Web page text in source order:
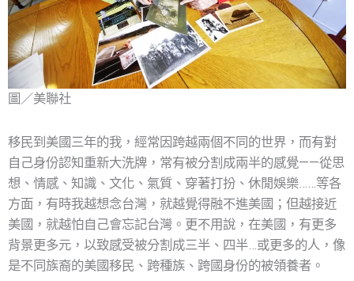
圖／美聯社
移民到美國三年的我，經常因跨越兩個不同的世界，而有對
自己身份認知重新大洗牌，常有被分割成兩半的感覺——從思
想、情感、知識、文化、氣質、穿著打扮、休閒娛樂……等各
方面，有時我越想念台灣，就越覺得融不進美國；但越接近
美國，就越怕自己會忘記台灣。更不用說，在美國，有更多
背景更多元，以致感受被分割成三半、四半…或更多的人，像
是不同族裔的美國移民、跨種族、跨國身份的被領養者。